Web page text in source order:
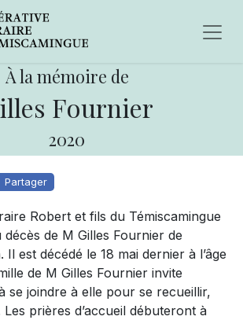
À la mémoire de
Fournier
2020
Partager
Robert et fils du Témiscamingue
de M Gilles Fournier de
est décédé le 18 mai dernier à l’âge
de M Gilles Fournier invite
se joindre à elle pour se recueillir,
Les prières d’accueil débuteront à